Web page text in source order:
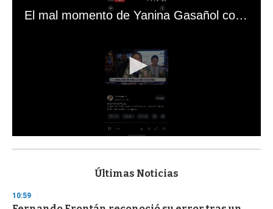
El mal momento de Yanina Gasañol con un hincha argentino en "Subrayado"
s
d
Últimas Noticias
10:59